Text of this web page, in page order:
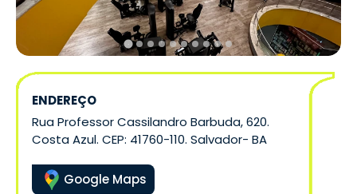
ENDEREÇO
Rua Professor Cassilandro Barbuda, 620.
Costa Azul. CEP: 41760-110. Salvador- BA
Google Maps